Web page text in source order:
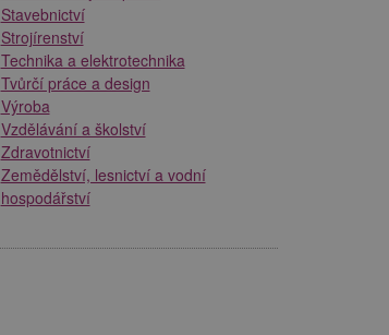
Stavebnictví
Strojírenství
Technika a elektrotechnika
Tvůrčí práce a design
Výroba
Vzdělávání a školství
Zdravotnictví
Zemědělství, lesnictví a vodní
hospodářství